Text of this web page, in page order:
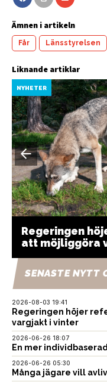
Ämnen i artikeln
Får Länsstyrelsen
Liknande artiklar
NYHETER
Regeringen
att möjliggöra
SENASTE NYTT
2026-08-03 19:41
Regeringen höjer
vargjakt i vinter
2026-06-26 18:07
En mer
2026-06-26 05:30
Många jägare vill